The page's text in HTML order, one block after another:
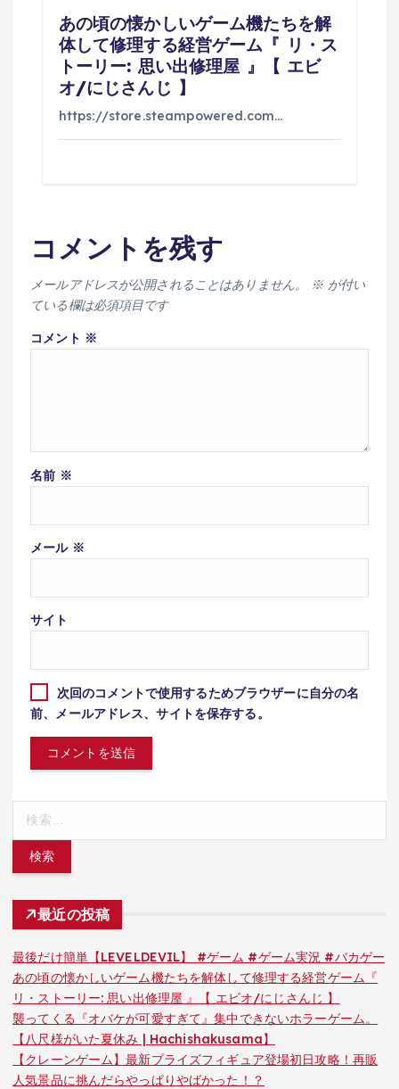
あの頃の懐かしいゲーム機たちを解
体して修理する経営ゲーム『 リ・ス
トーリー: 思い出修理屋 』【 エビ
オ/にじさんじ 】
https://store.steampowered.com…
コメントを残す
メールアドレスが公開されることはありません。 ※が付い
ている欄は必須項目です
コメント ※
名前 ※
メール ※
サイト
次回のコメントで使用するためブラウザーに自分の名
前、メールアドレス、サイトを保存する。
最近の投稿
最後だけ簡単【LEVELDEVIL】 #ゲーム #ゲーム実況 #バカゲー
あの頃の懐かしいゲーム機たちを解体して修理する経営ゲーム『
リ・ストーリー: 思い出修理屋 』【 エビオ/にじさんじ 】
襲ってくる『オバケが可愛すぎて』集中できないホラーゲーム。
【八尺様がいた夏休み | Hachishakusama】
【クレーンゲーム】最新プライズフィギュア登場初日攻略！再販
人気景品に挑んだらやっぱりやばかった！？